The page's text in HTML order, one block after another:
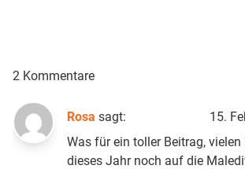
2 Kommentare
Rosa sagt:
15.
Was für ein toller Beitrag, vielen
dieses Jahr noch auf die